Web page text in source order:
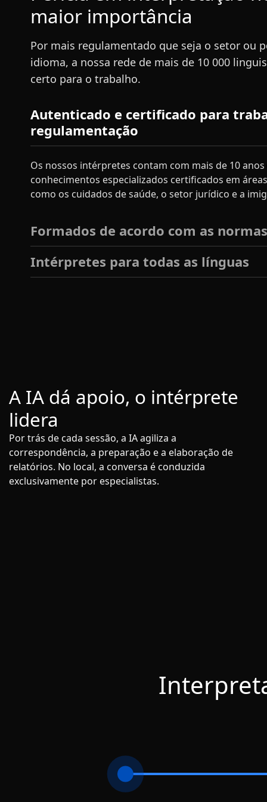
maior importância
Por mais regulamentado que seja o setor ou
idioma, a nossa rede de mais de 10 000
certo para o trabalho.
Autenticado e certificado para
regulamentação
Os nossos intérpretes contam com mais de 10
conhecimentos especializados certificados em
como os cuidados de saúde, o setor jurídico e a
Formados de acordo com as
Intérpretes para todas as línguas
A IA dá apoio, o intérprete
lidera
Por trás de cada sessão, a IA agiliza a
correspondência, a preparação e a elaboração de
relatórios. No local, a conversa é conduzida
exclusivamente por especialistas.